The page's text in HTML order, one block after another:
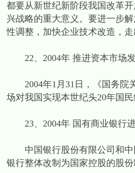
都要从新世纪新阶段我国改革
兴战略的重大意义。要进一步
性调整，加快企业技术改造，
22、2004年 推进资本市场发
2004年1月31日，《国务院
场对我国实现本世纪头20年国
23、2004年 国有商业银行
中国银行股份有限公司和中
银行整体改制为国家控股的股份